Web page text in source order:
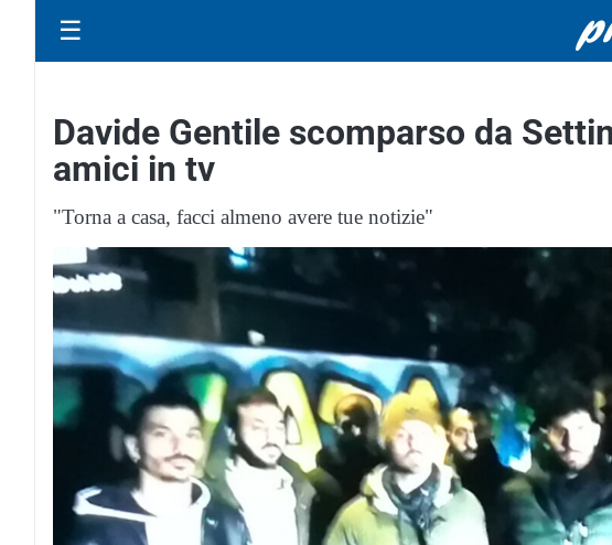
☰
Davide Gentile scomparso da
amici in tv
"Torna a casa, facci almeno avere tue notizie"